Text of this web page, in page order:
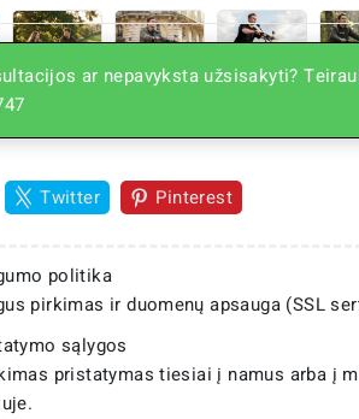
ar nepavyksta užsisakyti?
Twitter Pinterest
politika
pirkimas ir duomenų apsauga (SSL
sąlygos
pristatymas tiesiai į namus arba į